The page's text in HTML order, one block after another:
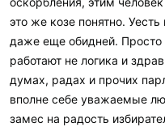
это же козе понятно.
даже еще обидней. Просто
работают не логика и
думах, радах и прочих
вполне себе уважаемые
замес на радость